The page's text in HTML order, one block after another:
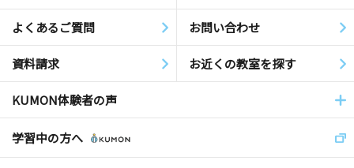
よくあるご質問 お問い合わせ
資料請求 お近くの教室を探す
KUMON体験者の声
学習中の方へ